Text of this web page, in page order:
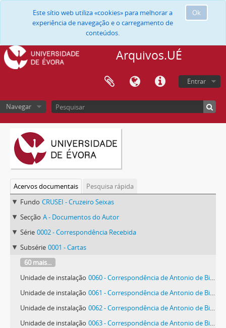
Ok
Este sítio web utiliza «cookies» para melhorar a
experiência de navegação e o carregamento de
conteúdos.
Arquivos.UÉ
Entrar
Navegar
Acervos documentais
Pesquisa rápida
Fundo CRUSEI - Cruzeiro Seixas
Secção A - Documentos do Autor
Série 0002 - Correspondência Recebida
Subsérie 0001 - Cartas
60 mais...
Unidade de instalação 0060 - Correspondência de Antonio de Bianchi
Unidade de instalação 0061 - Correspondência de Antonio de Bianchi
Unidade de instalação 0062 - Correspondência de Antonio de Bianchi
Unidade de instalação 0063 - Correspondência de Antonio de Bianchi